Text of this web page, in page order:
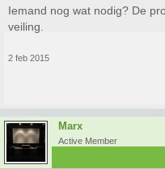
Iemand nog wat nodig? De
veiling.
2 feb 2015
Marx
Active Member